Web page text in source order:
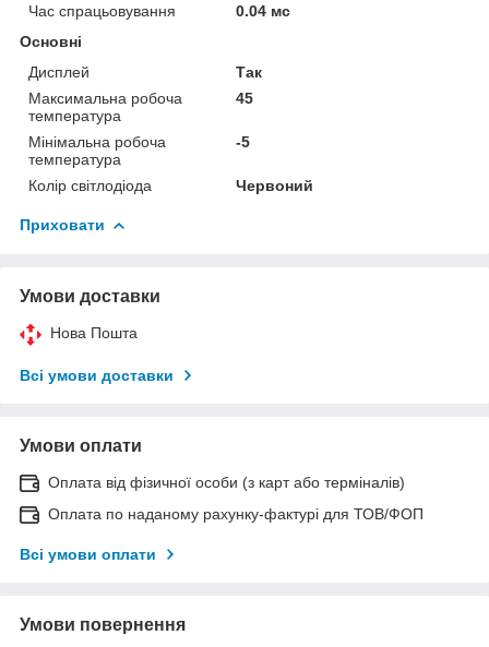
Час спрацьовування
0.04 мс
Основні
Дисплей
Так
Максимальна робоча
температура
45
Мінімальна робоча
температура
-5
Колір світлодіода Червоний
Приховати
Умови доставки
Нова Пошта
Всі умови доставки
Умови оплати
Оплата від фізичної особи (з карт або терміналів)
Оплата по наданому рахунку-фактурі для ТОВ/ФОП
Всі умови оплати
Умови повернення